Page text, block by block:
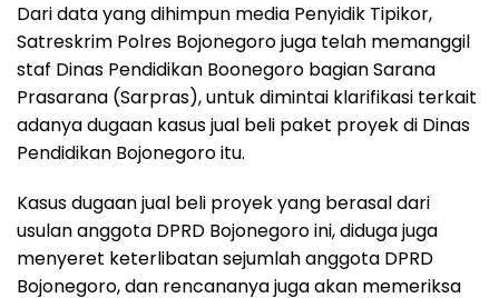
Dari data yang dihimpun media Penyidik Tipikor,
Satreskrim Polres Bojonegoro juga telah memanggil
staf Dinas Pendidikan Boonegoro bagian Sarana
Prasarana (Sarpras), untuk dimintai klarifikasi terkait
adanya dugaan kasus jual beli paket proyek di Dinas
Pendidikan Bojonegoro itu.
Kasus dugaan jual beli proyek yang berasal dari
usulan anggota DPRD Bojonegoro ini, diduga juga
menyeret keterlibatan sejumlah anggota DPRD
Bojonegoro, dan rencananya juga akan memeriksa